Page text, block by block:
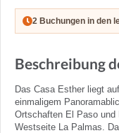
2 Buchungen in den
Beschreibung
Das Casa Esther liegt
einmaligem
Ortschaften El Paso und
Westseite La Palmas.